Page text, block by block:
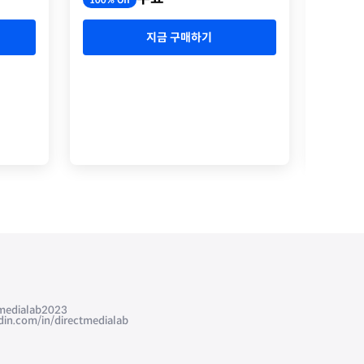
지금 구매하기
in/directmedialab